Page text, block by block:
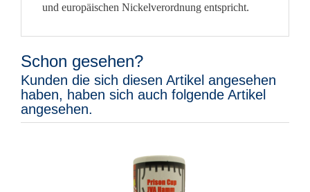
und europäischen Nickelverordnung entspricht.
Schon gesehen?
Kunden die sich diesen Artikel angesehen
haben, haben sich auch folgende Artikel
angesehen.